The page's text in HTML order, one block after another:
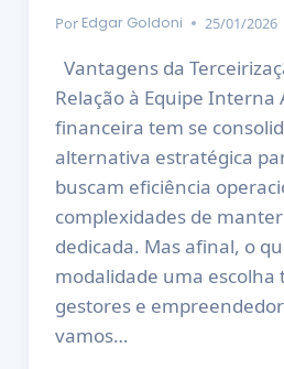
Por Edgar Goldoni 25/01/2026
Vantagens da
Relação à Equipe Interna
financeira tem se
alternativa estratégica
buscam eficiência
complexidades de
dedicada. Mas afinal, o
modalidade uma escolha
gestores e
vamos…